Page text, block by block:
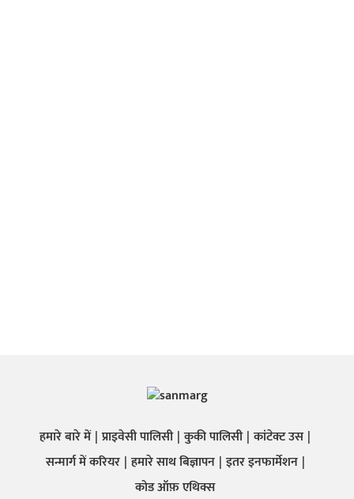
हमारे बारे में प्राइवेसी पालिसी कुकी पालिसी कांटेक्ट उस
सन्मार्ग में करियर हमारे साथ बिज्ञापन इतर इनफार्मेशन
कोड ऑफ़ एथिक्स